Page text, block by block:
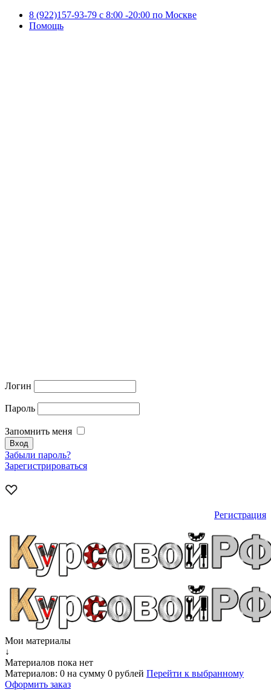
8 (922)157-93-79 c 8:00 -20:00 по Москве
Помощь
Логин
Пароль
Запомнить меня
Забыли пароль?
Зарегистрироваться
Регистрация
Мои материалы
↓
Материалов пока нет
Материалов: 0 на сумму 0 рублей Перейти к выбранному
Оформить заказ